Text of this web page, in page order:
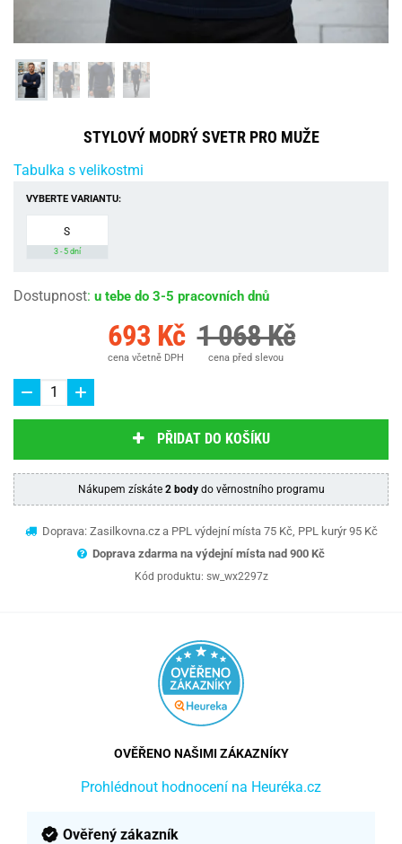
STYLOVÝ MODRÝ SVETR PRO MUŽE
Tabulka s velikostmi
VYBERTE VARIANTU:
S
3 - 5 dní
Dostupnost: u tebe do 3-5 pracovních dnů
693 Kč
cena včetně DPH
1 068 Kč
cena před slevou
PŘIDAT DO KOŠÍKU
Nákupem získáte 2 bodydo věrnostního programu
Doprava: Zasilkovna.cz a PPL výdejní místa 75 Kč, PPL kurýr 95 Kč
Doprava zdarma na výdejní místa nad 900 Kč
Kód produktu: sw_wx2297z
OVĚŘENO NAŠIMI ZÁKAZNÍKY
Prohlédnout hodnocení na Heuréka.cz
Ověřený zákazník